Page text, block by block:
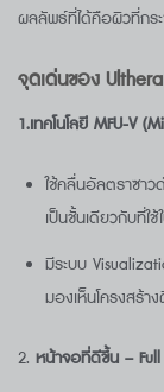
ผลลัพธ์ที่ได้คือผิวที่กร
จุดเด่นของ
1.เทคโนโลยี MFU-V
ใช้คลื่นอัลตราซาว
เป็นชั้นเดียวกับที่ใ
มีระบบ
มองเห็นโครงสร้า
2. หน้าจอที่ดีขึ้น –